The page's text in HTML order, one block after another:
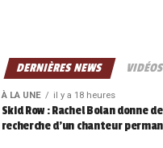
DERNIÈRES NEWS VIDÉOS
À LA UNE il y a 18 heures
Skid Row : Rachel Bolan donne
recherche d’un chanteur